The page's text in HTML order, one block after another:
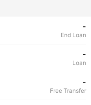
-
End Loan
-
Loan
-
Free Transfer